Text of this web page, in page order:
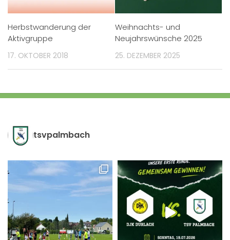
Herbstwanderung der
Aktivgruppe
17. OKTOBER 2018
Weihnachts- und
Neujahrswünsche 2025
25. DEZEMBER 2025
tsvpalmbach